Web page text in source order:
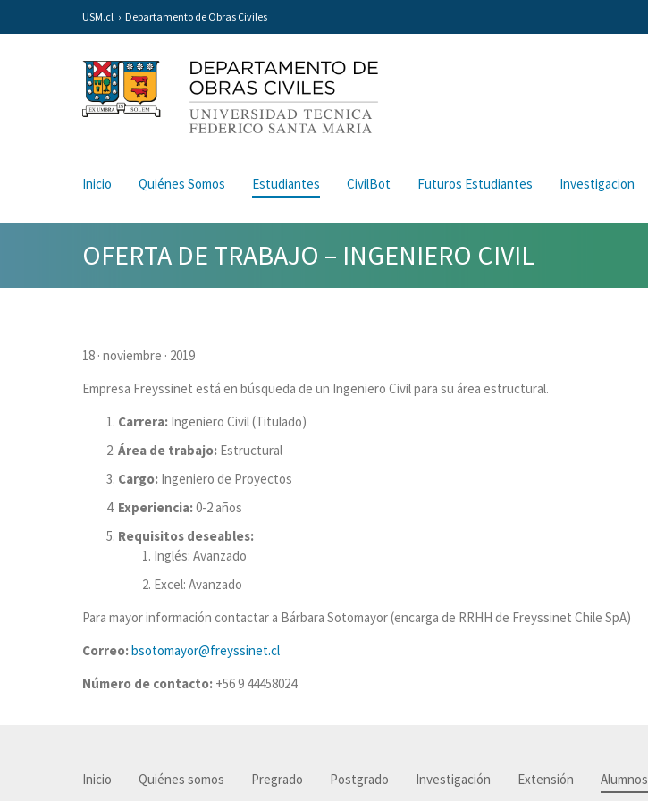
USM.cl Departamento de Obras Civiles
Inicio Quiénes Somos Estudiantes CivilBot Futuros Estudiantes Investigacion
OFERTA DE TRABAJO – INGENIERO CIVIL
18 · noviembre · 2019
Empresa Freyssinet está en búsqueda de un Ingeniero Civil para su área estructural.
Carrera: Ingeniero Civil (Titulado)
Área de trabajo: Estructural
Cargo: Ingeniero de Proyectos
Experiencia:0-2 años
Requisitos deseables:
Inglés: Avanzado
Excel: Avanzado
Para mayor información contactar a Bárbara Sotomayor (encarga de RRHH de Freyssinet Chile SpA)
Correo:bsotomayor@freyssinet.cl
Número de contacto: +56 9 44458024
Inicio Quiénes somos Pregrado Postgrado Investigación Extensión Alumnos